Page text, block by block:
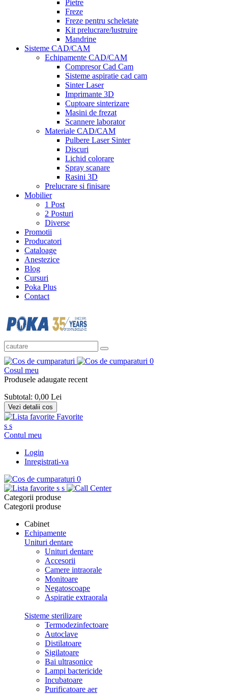
Pietre
Freze
Freze pentru scheletate
Kit prelucrare/lustruire
Mandrine
Sisteme CAD/CAM
Echipamente CAD/CAM
Compresor Cad Cam
Sisteme aspiratie cad cam
Sinter Laser
Imprimante 3D
Cuptoare sinterizare
Masini de frezat
Scannere laborator
Materiale CAD/CAM
Pulbere Laser Sinter
Discuri
Lichid colorare
Spray scanare
Rasini 3D
Prelucrare si finisare
Mobilier
1 Post
2 Posturi
Diverse
Promotii
Producatori
Cataloage
Anestezice
Blog
Cursuri
Poka Plus
Contact
0
Cosul meu
Produsele adaugate recent
Subtotal: 0,00 Lei
Vezi detalii cos
Favorite
s s
Contul meu
Login
Inregistrati-va
0
s s
Categorii produse
Categorii produse
Cabinet
Echipamente
Unituri dentare
Unituri dentare
Accesorii
Camere intraorale
Monitoare
Negatoscoape
Aspiratie extraorala
Sisteme sterilizare
Termodezinfectoare
Autoclave
Distilatoare
Sigilatoare
Bai ultrasonice
Lampi bactericide
Incubatoare
Purificatoare aer